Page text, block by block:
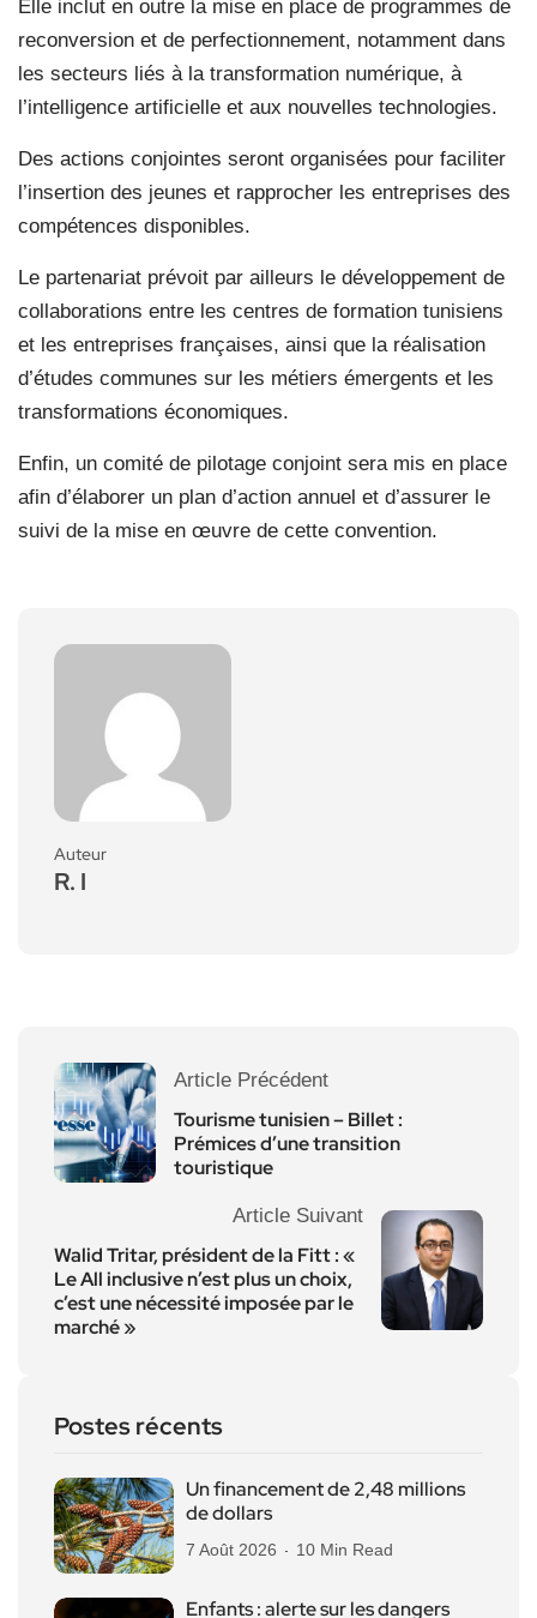
Elle inclut en outre la mise en place de programmes de
reconversion et de perfectionnement, notamment dans
les secteurs liés à la transformation numérique, à
l’intelligence artificielle et aux nouvelles technologies.
Des actions conjointes seront organisées pour faciliter
l’insertion des jeunes et rapprocher les entreprises des
compétences disponibles.
Le partenariat prévoit par ailleurs le développement de
collaborations entre les centres de formation tunisiens
et les entreprises françaises, ainsi que la réalisation
d’études communes sur les métiers émergents et les
transformations économiques.
Enfin, un comité de pilotage conjoint sera mis en place
afin d’élaborer un plan d’action annuel et d’assurer le
suivi de la mise en œuvre de cette convention.
Auteur
R. I
Article Précédent
Tourisme tunisien – Billet :
Prémices d’une transition
touristique
Article Suivant
Walid Tritar, président de la Fitt : «
Le All inclusive n’est plus un choix,
c’est une nécessité imposée par le
marché »
Postes récents
Un financement de 2,48 millions
de dollars
7 Août 2026 10 Min Read
Enfants : alerte sur les dangers